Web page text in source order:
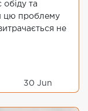
обіду та
цю проблему
не
30 Jun